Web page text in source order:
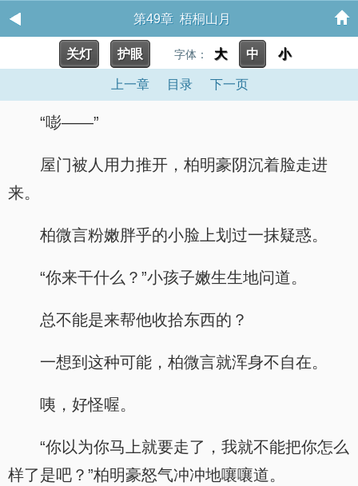
第49章 梧桐山月
关灯 护眼 字体： 大 中 小
上一章 目录 下一页
“嘭——”
屋门被人用力推开，柏明豪阴沉着脸走进
来。
柏微言粉嫩胖乎的小脸上划过一抹疑惑。
“你来干什么？”小孩子嫩生生地问道。
总不能是来帮他收拾东西的？
一想到这种可能，柏微言就浑身不自在。
咦，好怪喔。
“你以为你马上就要走了，我就不能把你怎么
样了是吧？”柏明豪怒气冲冲地嚷嚷道。